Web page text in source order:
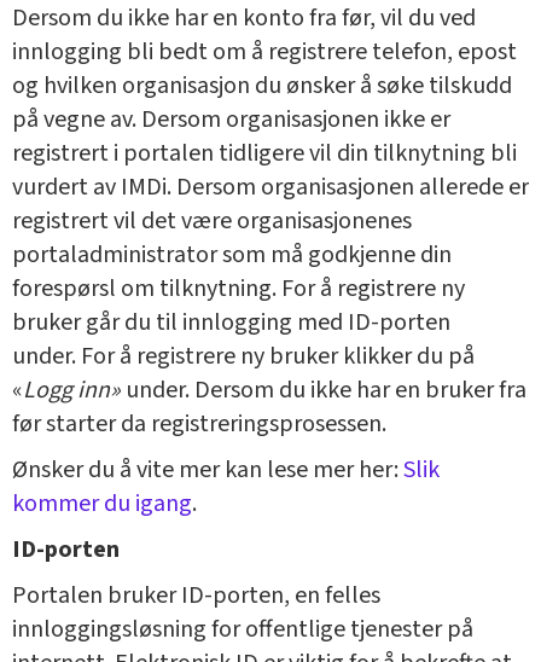
Dersom du ikke har en konto fra før, vil du ved
innlogging bli bedt om å registrere telefon, epost
og hvilken organisasjon du ønsker å søke tilskudd
på vegne av. Dersom organisasjonen ikke er
registrert i portalen tidligere vil din tilknytning bli
vurdert av IMDi. Dersom organisasjonen allerede er
registrert vil det være organisasjonenes
portaladministrator som må godkjenne din
forespørsl om tilknytning. For å registrere ny
bruker går du til innlogging med ID-porten
under. For å registrere ny bruker klikker du på
«Logg inn» under. Dersom du ikke har en bruker fra
før starter da registreringsprosessen.
Ønsker du å vite mer kan lese mer her:Slik
kommer du igang.
ID-porten
Portalen bruker ID-porten, en felles
innloggingsløsning for offentlige tjenester på